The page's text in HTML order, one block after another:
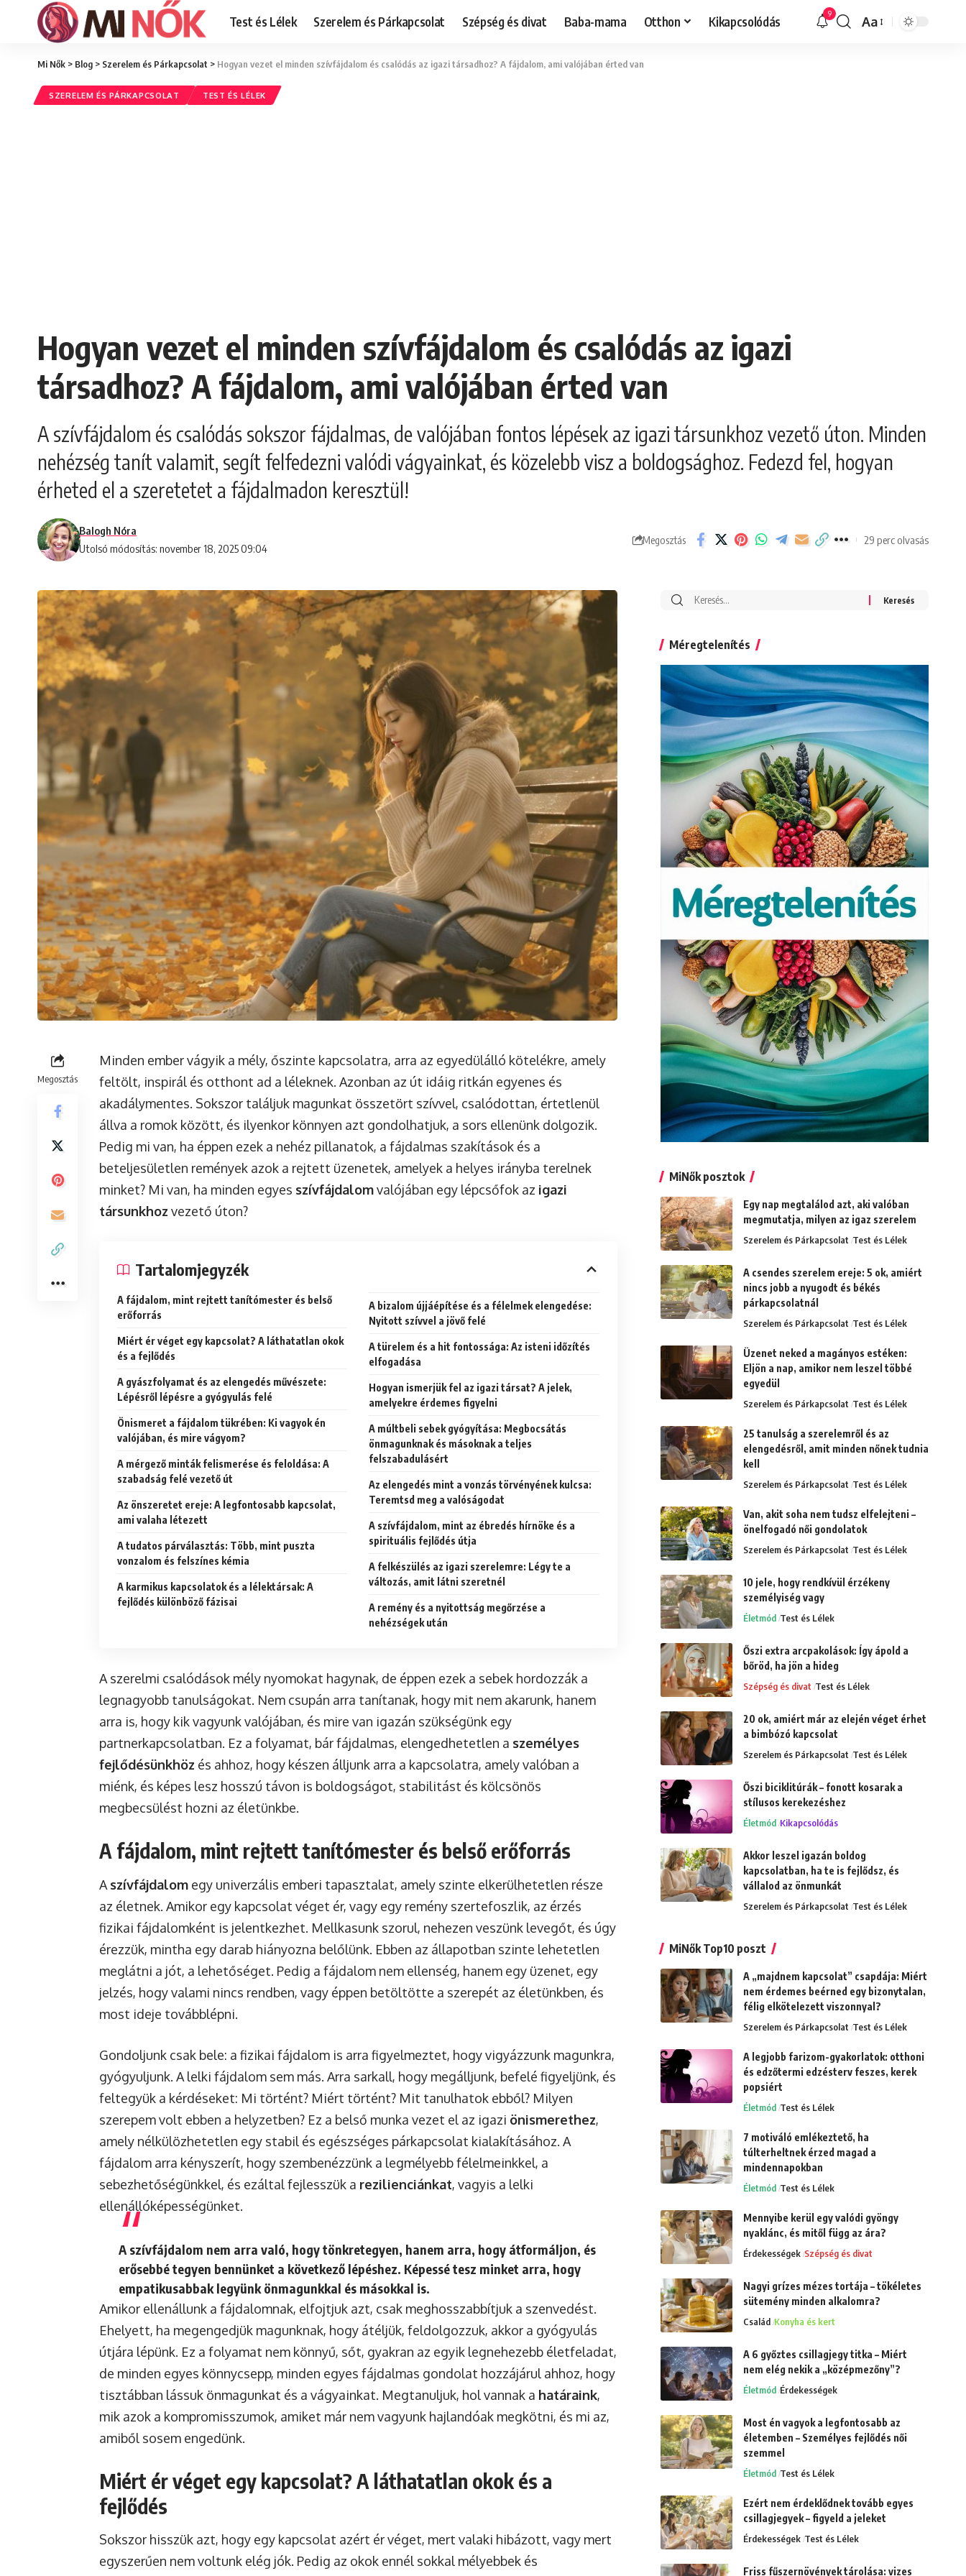
Test és Lélek Szerelem és Párkapcsolat Szépség és divat Baba-mama Otthon Kikapcsolódás 9
Font
Aa
Mi Nők > Blog > Szerelem és Párkapcsolat > Hogyan vezet el minden szívfájdalom és csalódás az igazi társadhoz? A fájdalom, ami valójában érted van
SZERELEM ÉS PÁRKAPCSOLAT TEST ÉS LÉLEK
Hogyan vezet el minden szívfájdalom és csalódás az igazi
társadhoz? A fájdalom, ami valójában érted van
A szívfájdalom és csalódás sokszor fájdalmas, de valójában fontos lépések az igazi társunkhoz vezető úton. Minden
nehézség tanít valamit, segít felfedezni valódi vágyainkat, és közelebb visz a boldogsághoz. Fedezd fel, hogyan
érheted el a szeretetet a fájdalmadon keresztül!
Utolsó módosítás: november 18, 2025 09:04
Balogh Nóra
Megosztás 29 perc olvasás
Megosztás
Minden ember vágyik a mély, őszinte kapcsolatra, arra az egyedülálló kötelékre, amely
feltölt, inspirál és otthont ad a léleknek. Azonban az út idáig ritkán egyenes és
akadálymentes. Sokszor találjuk magunkat összetört szívvel, csalódottan, értetlenül
állva a romok között, és ilyenkor könnyen azt gondolhatjuk, a sors ellenünk dolgozik.
Pedig mi van, ha éppen ezek a nehéz pillanatok, a fájdalmas szakítások és a
beteljesületlen remények azok a rejtett üzenetek, amelyek a helyes irányba terelnek
minket? Mi van, ha minden egyes szívfájdalomvalójában egy lépcsőfok az igazi
társunkhoz vezető úton?
Tartalomjegyzék
A fájdalom, mint rejtett tanítómester és belső
erőforrás
Miért ér véget egy kapcsolat? A láthatatlan okok
és a fejlődés
A gyászfolyamat és az elengedés művészete:
Lépésről lépésre a gyógyulás felé
Önismeret a fájdalom tükrében: Ki vagyok én
valójában, és mire vágyom?
A mérgező minták felismerése és feloldása: A
szabadság felé vezető út
Az önszeretet ereje: A legfontosabb kapcsolat,
ami valaha létezett
A tudatos párválasztás: Több, mint puszta
vonzalom és felszínes kémia
A karmikus kapcsolatok és a lélektársak: A
fejlődés különböző fázisai
A bizalom újjáépítése és a félelmek elengedése:
Nyitott szívvel a jövő felé
A türelem és a hit fontossága: Az isteni időzítés
elfogadása
Hogyan ismerjük fel az igazi társat? A jelek,
amelyekre érdemes figyelni
A múltbeli sebek gyógyítása: Megbocsátás
önmagunknak és másoknak a teljes
felszabadulásért
Az elengedés mint a vonzás törvényének kulcsa:
Teremtsd meg a valóságodat
A szívfájdalom, mint az ébredés hírnöke és a
spirituális fejlődés útja
A felkészülés az igazi szerelemre: Légy te a
változás, amit látni szeretnél
A remény és a nyitottság megőrzése a
nehézségek után
A szerelmi csalódások mély nyomokat hagynak, de éppen ezek a sebek hordozzák a
legnagyobb tanulságokat. Nem csupán arra tanítanak, hogy mit nem akarunk, hanem
arra is, hogy kik vagyunk valójában, és mire van igazán szükségünk egy
partnerkapcsolatban. Ez a folyamat, bár fájdalmas, elengedhetetlen a személyes
fejlődésünkhöz és ahhoz, hogy készen álljunk arra a kapcsolatra, amely valóban a
miénk, és képes lesz hosszú távon is boldogságot, stabilitást és kölcsönös
megbecsülést hozni az életünkbe.
A fájdalom, mint rejtett tanítómester és belső erőforrás
A szívfájdalom egy univerzális emberi tapasztalat, amely szinte elkerülhetetlen része
az életnek. Amikor egy kapcsolat véget ér, vagy egy remény szertefoszlik, az érzés
fizikai fájdalomként is jelentkezhet. Mellkasunk szorul, nehezen veszünk levegőt, és úgy
érezzük, mintha egy darab hiányozna belőlünk. Ebben az állapotban szinte lehetetlen
meglátni a jót, a lehetőséget. Pedig a fájdalom nem ellenség, hanem egy üzenet, egy
jelzés, hogy valami nincs rendben, vagy éppen betöltötte a szerepét az életünkben, és
most ideje továbblépni.
Gondoljunk csak bele: a fizikai fájdalom is arra figyelmeztet, hogy vigyázzunk magunkra,
gyógyuljunk. A lelki fájdalom sem más. Arra sarkall, hogy megálljunk, befelé figyeljünk, és
feltegyük a kérdéseket: Mi történt? Miért történt? Mit tanulhatok ebből? Milyen
szerepem volt ebben a helyzetben? Ez a belső munka vezet el az igazi önismerethez,
amely nélkülözhetetlen egy stabil és egészséges párkapcsolat kialakításához. A
fájdalom arra kényszerít, hogy szembenézzünk a legmélyebb félelmeinkkel, a
sebezhetőségünkkel, és ezáltal fejlesszük a rezilienciánkat, vagyis a lelki
ellenállóképességünket.
A szívfájdalom nem arra való, hogy tönkretegyen, hanem arra, hogy átformáljon, és
erősebbé tegyen bennünket a következő lépéshez. Képessé tesz minket arra, hogy
empatikusabbak legyünk önmagunkkal és másokkal is.
Amikor ellenállunk a fájdalomnak, elfojtjuk azt, csak meghosszabbítjuk a szenvedést.
Ehelyett, ha megengedjük magunknak, hogy átéljük, feldolgozzuk, akkor a gyógyulás
útjára lépünk. Ez a folyamat nem könnyű, sőt, gyakran az egyik legnehezebb életfeladat,
de minden egyes könnycsepp, minden egyes fájdalmas gondolat hozzájárul ahhoz, hogy
tisztábban lássuk önmagunkat és a vágyainkat. Megtanuljuk, hol vannak a határaink,
mik azok a kompromisszumok, amiket már nem vagyunk hajlandóak megkötni, és mi az,
amiből sosem engedünk.
Miért ér véget egy kapcsolat? A láthatatlan okok és a
fejlődés
Sokszor hisszük azt, hogy egy kapcsolat azért ér véget, mert valaki hibázott, vagy mert
egyszerűen nem voltunk elég jók. Pedig az okok ennél sokkal mélyebbek és
Search
Méregtelenítés
MiNők posztok
Egy nap megtalálod azt, aki valóban
megmutatja, milyen az igaz szerelem
Szerelem és Párkapcsolat Test és Lélek
A csendes szerelem ereje: 5 ok, amiért
nincs jobb a nyugodt és békés
párkapcsolatnál
Szerelem és Párkapcsolat Test és Lélek
Üzenet neked a magányos estéken:
Eljön a nap, amikor nem leszel többé
egyedül
Szerelem és Párkapcsolat Test és Lélek
25 tanulság a szerelemről és az
elengedésről, amit minden nőnek tudnia
kell
Szerelem és Párkapcsolat Test és Lélek
Van, akit soha nem tudsz elfelejteni –
önelfogadó női gondolatok
Szerelem és Párkapcsolat Test és Lélek
10 jele, hogy rendkívül érzékeny
személyiség vagy
Életmód Test és Lélek
Őszi extra arcpakolások: Így ápold a
bőröd, ha jön a hideg
Szépség és divat Test és Lélek
20 ok, amiért már az elején véget érhet
a bimbózó kapcsolat
Szerelem és Párkapcsolat Test és Lélek
Őszi biciklitúrák – fonott kosarak a
stílusos kerekezéshez
Életmód Kikapcsolódás
Akkor leszel igazán boldog
kapcsolatban, ha te is fejlődsz, és
vállalod az önmunkát
Szerelem és Párkapcsolat Test és Lélek
MiNők Top10 poszt
A „majdnem kapcsolat” csapdája: Miért
nem érdemes beérned egy bizonytalan,
félig elkötelezett viszonnyal?
Szerelem és Párkapcsolat Test és Lélek
A legjobb farizom-gyakorlatok: otthoni
és edzőtermi edzésterv feszes, kerek
popsiért
Életmód Test és Lélek
7 motiváló emlékeztető, ha
túlterheltnek érzed magad a
mindennapokban
Életmód Test és Lélek
Mennyibe kerül egy valódi gyöngy
nyaklánc, és mitől függ az ára?
Érdekességek Szépség és divat
Nagyi grízes mézes tortája – tökéletes
sütemény minden alkalomra?
Család Konyha és kert
A 6 győztes csillagjegy titka – Miért
nem elég nekik a „középmezőny”?
Életmód Érdekességek
Most én vagyok a legfontosabb az
életemben – Személyes fejlődés női
szemmel
Életmód Test és Lélek
Ezért nem érdeklődnek tovább egyes
csillagjegyek – figyeld a jeleket
Érdekességek Test és Lélek
Friss fűszernövények tárolása: vizes